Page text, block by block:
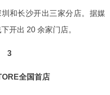
和长沙开出三家分店。据媒
开出 20 余家门店。
3
全国首店